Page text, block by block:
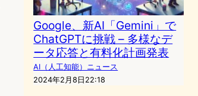
Google、新AI「Gemini」で
ChatGPTに挑戦 – 多様なデ
ータ応答と有料化計画発表
AI（人工知能）ニュース
2024年2月8日22:18